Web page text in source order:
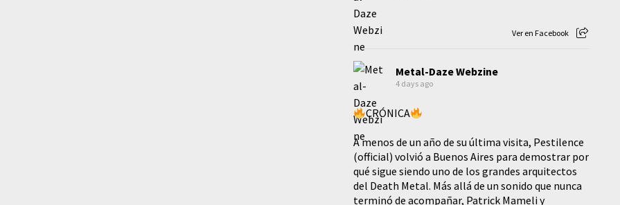
Ver en Facebook
Metal-Daze Webzine
4 days ago
CRÓNICA
A menos de un año de su última visita, Pestilence
(official) volvió a Buenos Aires para demostrar por
qué sigue siendo uno de los grandes arquitectos
del Death Metal. Más allá de un sonido que nunca
terminó de acompañar, Patrick Mameli y